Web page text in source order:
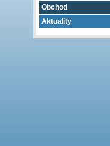
Obchod
Aktuality